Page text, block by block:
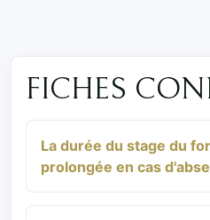
FICHES
La durée du stage du
prolongée en cas